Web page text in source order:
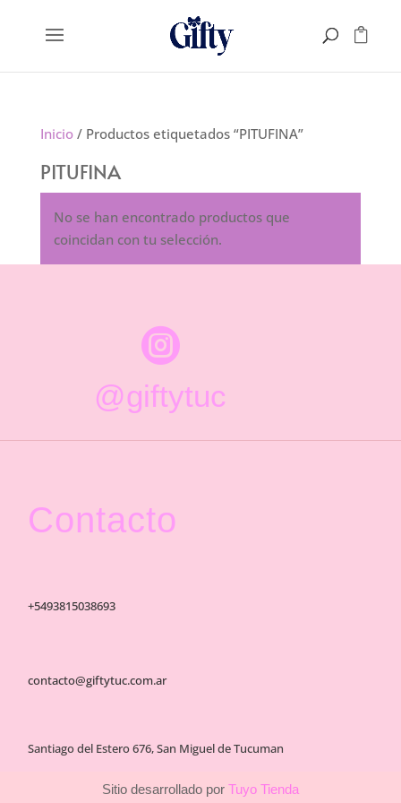
Inicio/ Productos etiquetados “PITUFINA”
PITUFINA
No se han encontrado productos que
coincidan con tu selección.

@giftytuc
Contacto
+5493815038693
contacto@giftytuc.com.ar
Santiago del Estero 676, San Miguel de Tucuman
Sitio desarrollado por Tuyo Tienda